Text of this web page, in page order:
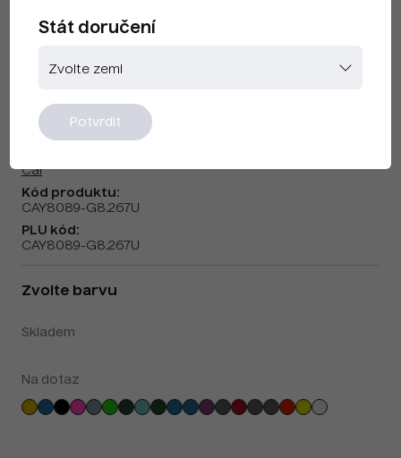
Cai F240404 Purple US
Cai
Kód produktu:
CAY8089-G8.267U
PLU kód:
CAY8089-G8.267U
Zvolte barvu
Skladem
Na dotaz
Stát doručení
Potvrdit